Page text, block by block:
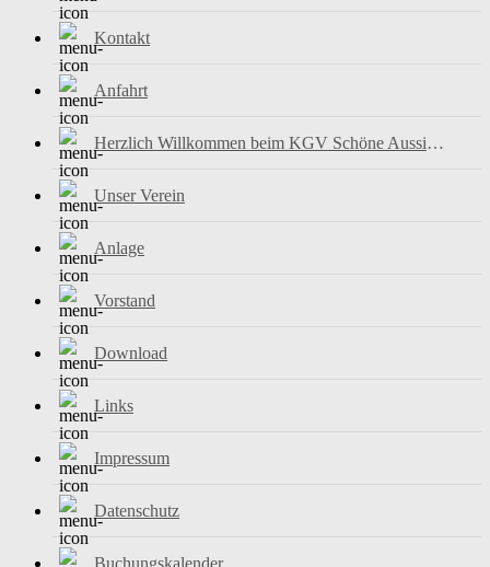
Kontakt
Anfahrt
Herzlich Willkommen beim KGV Schöne Aussicht e.V.
Unser Verein
Anlage
Vorstand
Download
Links
Impressum
Datenschutz